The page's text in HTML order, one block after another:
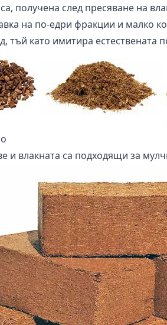
получена след пресяване на
на по-едри фракции и малко
тъй като имитира естествената
и влакната са подходящи за